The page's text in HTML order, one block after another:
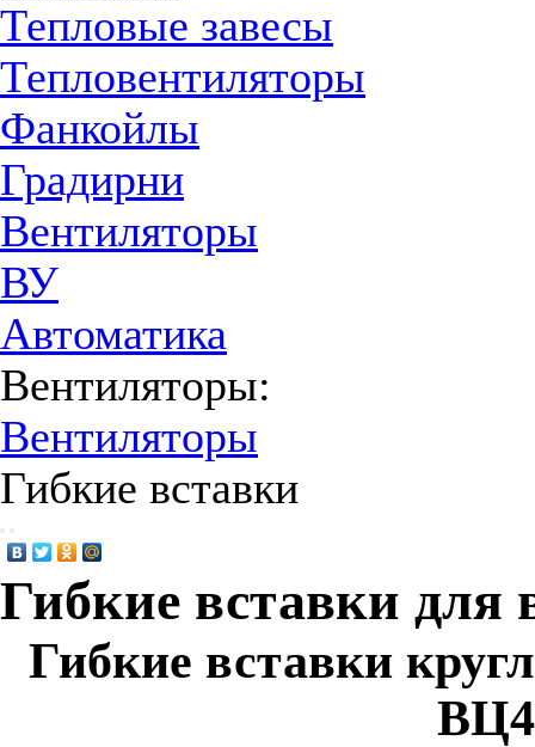
Тепловые завесы
Тепловентиляторы
Фанкойлы
Градирни
Вентиляторы
ВУ
Автоматика
Вентиляторы:
Вентиляторы
Гибкие вставки
Гибкие вставки для
Гибкие вставки